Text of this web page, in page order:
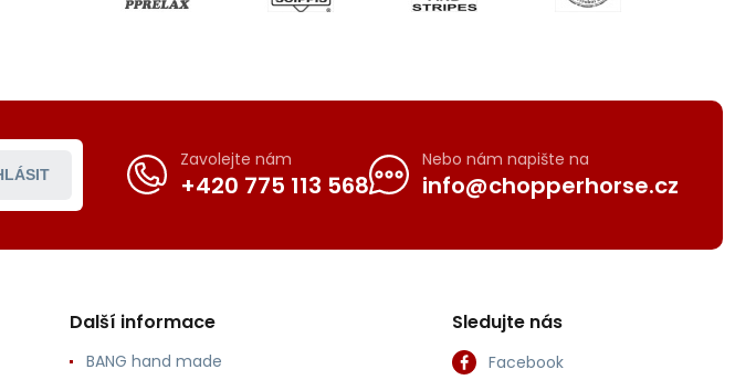
Zavolejte nám
+420 775 113 568
Nebo nám napište na
info@chopperhorse.cz
Další informace
BANG hand made
Sledujte nás
Facebook